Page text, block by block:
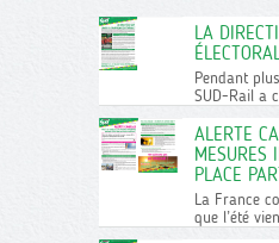
LA
Pendant
SUD-Rail a
ALERTE
MESURES
PLACE
La France
que l’été